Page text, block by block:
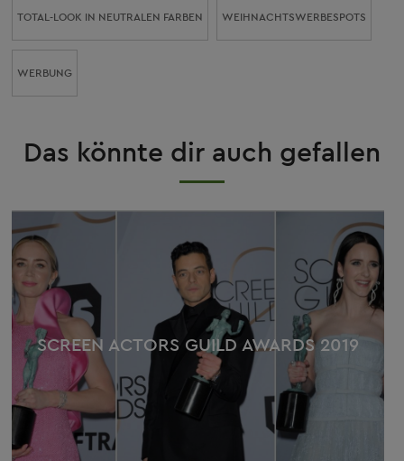
TOTAL-LOOK IN NEUTRALEN FARBEN WEIHNACHTSWERBESPOTS
WERBUNG
Das könnte dir auch gefallen
SCREEN ACTORS GUILD AWARDS 2019